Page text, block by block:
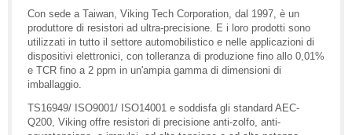
Con sede a Taiwan, Viking Tech Corporation, dal 1997, è un
produttore di resistori ad ultra-precisione. E i loro prodotti sono
utilizzati in tutto il settore automobilistico e nelle applicazioni di
dispositivi elettronici, con tolleranza di produzione fino allo 0,01%
e TCR fino a 2 ppm in un'ampia gamma di dimensioni di
imballaggio.
TS16949/ ISO9001/ ISO14001 e soddisfa gli standard AEC-
Q200, Viking offre resistori di precisione anti-zolfo, anti-